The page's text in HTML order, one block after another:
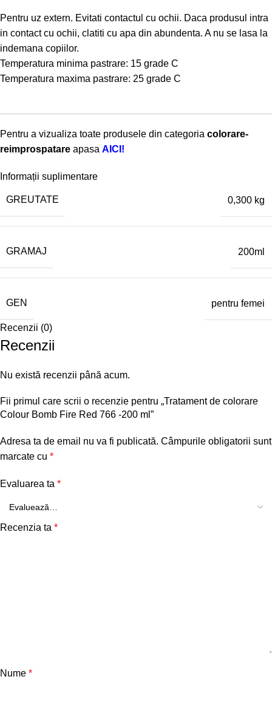
Pentru uz extern. Evitati contactul cu ochii. Daca produsul intra
in contact cu ochii, clatiti cu apa din abundenta. A nu se lasa la
indemana copiilor.
Temperatura minima pastrare: 15 grade C
Temperatura maxima pastrare: 25 grade C
Pentru a vizualiza toate produsele din categoria colorare-
reimprospatare apasa AICI!
Informații suplimentare
GREUTATE 0,300 kg
GRAMAJ 200ml
GEN pentru femei
Recenzii (0)
Recenzii
Nu există recenzii până acum.
Fii primul care scrii o recenzie pentru „Tratament de colorare
Colour Bomb Fire Red 766 -200 ml”
Adresa ta de email nu va fi publicată. Câmpurile obligatorii sunt
marcate cu *
Evaluarea ta *
Recenzia ta *
Nume *